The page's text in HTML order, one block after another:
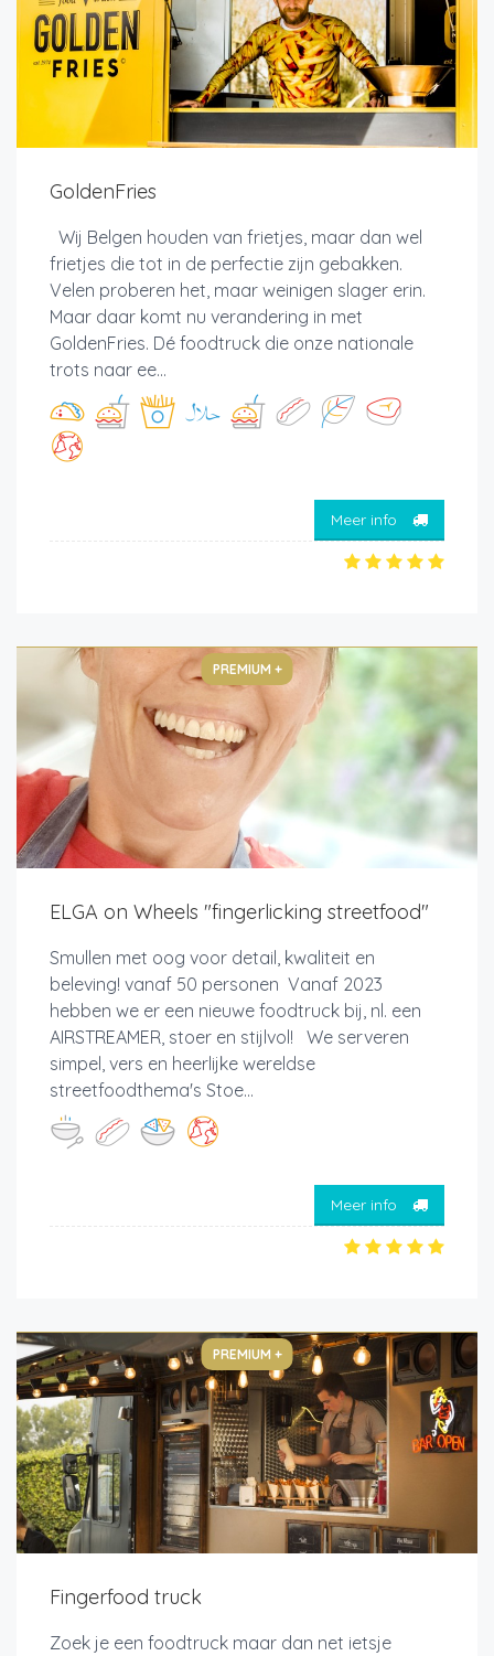
GoldenFries
Wij Belgen houden van frietjes, maar dan wel
frietjes die tot in de perfectie zijn gebakken.
Velen proberen het, maar weinigen slager erin.
Maar daar komt nu verandering in met
GoldenFries. Dé foodtruck die onze nationale
trots naar ee...
Meer info
PREMIUM +
ELGA on Wheels "fingerlicking streetfood"
Smullen met oog voor detail, kwaliteit en
beleving! vanaf 50 personen Vanaf 2023
hebben we er een nieuwe foodtruck bij, nl. een
AIRSTREAMER, stoer en stijlvol! We serveren
simpel, vers en heerlijke wereldse
streetfoodthema's Stoe...
Meer info
PREMIUM +
Fingerfood truck
Zoek je een foodtruck maar dan net ietsje